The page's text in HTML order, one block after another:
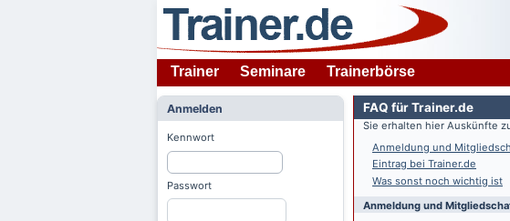
Trainer Seminare Trainerbörse
Anmelden
Kennwort
Passwort
FAQ für Trainer.de
Sie erhalten hier Auskünfte
Anmeldung und
Eintrag bei Trainer.de
Was sonst noch wichtig ist
Anmeldung und